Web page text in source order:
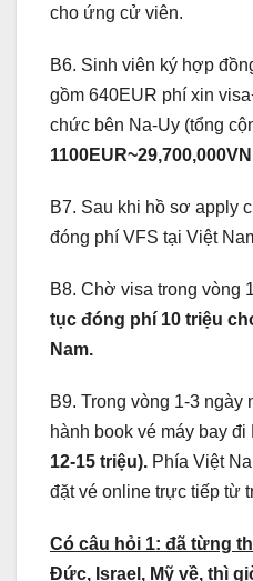
cho ứng cử viên.
B6. Sinh viên ký hợp
gồm 640EUR phí xin
chức bên Na-Uy (tổng
B7. Sau khi hồ sơ apply
đóng phí VFS tại Việt
B8. Chờ visa trong vòng
tục đóng phí 10 triệu
Nam.
B9. Trong vòng 1-3
hành book vé máy bay
12-15 triệu). Phía Việt
đặt vé online trực tiếp từ
Có câu hỏi 1: đã từng
Đức, Israel, Mỹ về, thì